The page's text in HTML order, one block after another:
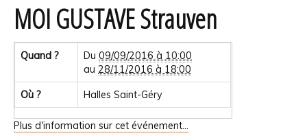
MOI GUSTAVE Strauven
Quand ? Du09/09/2016 à 10:00
au28/11/2016 à 18:00
Où ? Halles Saint-Géry
Plus d'information sur cet événement…